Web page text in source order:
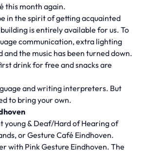
this month again.
in the spirit of getting acquainted
is entirely available for us. To
communication, extra lighting
and the music has been turned down.
drink for free and snacks are
and writing interpreters. But
to bring your own.
young & Deaf/Hard of Hearing of
or Gesture Café Eindhoven.
with Pink Gesture Eindhoven. The